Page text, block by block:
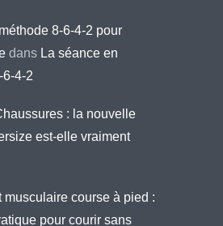
8-6-4-2 pour
dans La séance en
6-4-2
: la nouvelle
est-elle vraiment
musculaire course à pied :
pour courir sans